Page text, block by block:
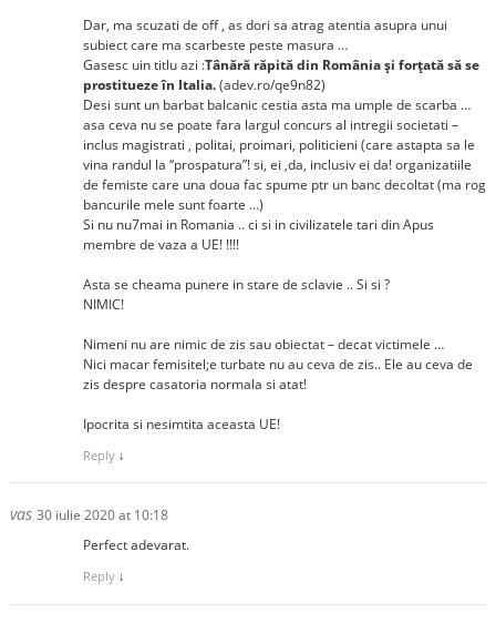
Dar, ma scuzati de off , as dori sa atrag atentia asupra unui
subiect care ma scarbeste peste masura …
Gasesc uin titlu azi :Tânără răpită din România şi forţată să se
prostitueze în Italia.(adev.ro/qe9n82)
Desi sunt un barbat balcanic cestia asta ma umple de scarba …
asa ceva nu se poate fara largul concurs al intregii societati –
inclus magistrati , politai, proimari, politicieni (care astapta sa le
vina randul la “prospatura”! si, ei ,da, inclusiv ei da! organizatiile
de femiste care una doua fac spume ptr un banc decoltat (ma rog
bancurile mele sunt foarte …)
Si nu nu7mai in Romania .. ci si in civilizatele tari din Apus
membre de vaza a UE! !!!!
Asta se cheama punere in stare de sclavie .. Si si ?
NIMIC!
Nimeni nu are nimic de zis sau obiectat – decat victimele …
Nici macar femisitel;e turbate nu au ceva de zis.. Ele au ceva de
zis despre casatoria normala si atat!
Ipocrita si nesimtita aceasta UE!
Reply ↓
vas 30 iulie 2020 at 10:18
Perfect adevarat.
Reply ↓